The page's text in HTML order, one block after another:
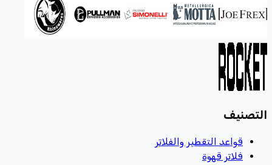
التصنيف
قواعد التقطير والفلاتر
فلاتر قهوة